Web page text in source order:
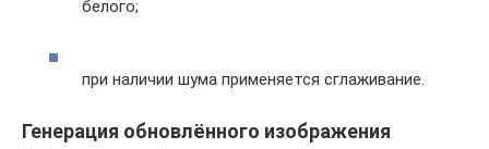
белого;
при наличии шума применяется сглаживание.
Генерация обновлённого изображения